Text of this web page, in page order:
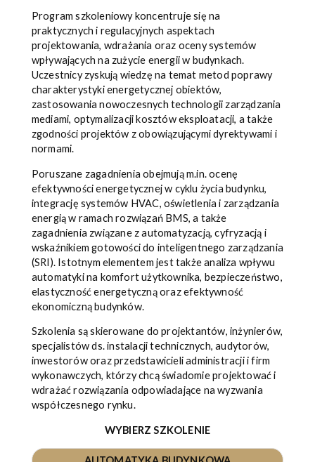
Program szkoleniowy koncentruje się na
praktycznych i regulacyjnych aspektach
projektowania, wdrażania oraz oceny systemów
wpływających na zużycie energii w budynkach.
Uczestnicy zyskują wiedzę na temat metod poprawy
charakterystyki energetycznej obiektów,
zastosowania nowoczesnych technologii zarządzania
mediami, optymalizacji kosztów eksploatacji, a także
zgodności projektów z obowiązującymi dyrektywami i
normami.
Poruszane zagadnienia obejmują m.in. ocenę
efektywności energetycznej w cyklu życia budynku,
integrację systemów HVAC, oświetlenia i zarządzania
energią w ramach rozwiązań BMS, a także
zagadnienia związane z automatyzacją, cyfryzacją i
wskaźnikiem gotowości do inteligentnego zarządzania
(SRI). Istotnym elementem jest także analiza wpływu
automatyki na komfort użytkownika, bezpieczeństwo,
elastyczność energetyczną oraz efektywność
ekonomiczną budynków.
Szkolenia są skierowane do projektantów, inżynierów,
specjalistów ds. instalacji technicznych, audytorów,
inwestorów oraz przedstawicieli administracji i firm
wykonawczych, którzy chcą świadomie projektować i
wdrażać rozwiązania odpowiadające na wyzwania
współczesnego rynku.
WYBIERZ SZKOLENIE